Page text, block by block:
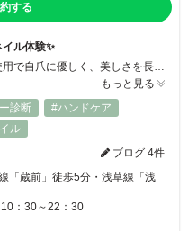
する
ル体験✨
「Muse factory 蔵前」は、パラジェル使用で自爪に優しく、美しさを長く楽しめるネイルサロンです。200色以上の豊富なカラーとデザインを揃え、シンプルからトレンドまで幅広く対応。さらに、フェイシャルやボディなどのエステメニューを備えたトータルビューティサロンとして、目元から指先までトータルで美をサポートします◎
もっと見る
診断
#ハンドケア
ル
ブログ 4件
「蔵前」徒歩5分・浅草線「浅
：30～22：30